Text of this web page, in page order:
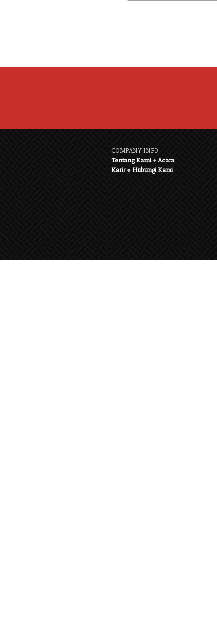
COMPANY INFO
Tentang Kami●Acara
Karir●Hubungi Kami